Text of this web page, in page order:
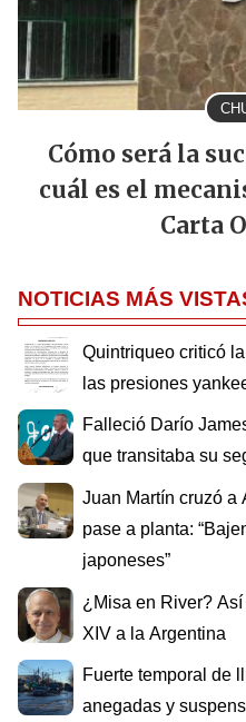
Cómo será la
cuál es el
Carta
NOTICIAS MÁS
Quintriqueo criticó
las presiones
Falleció Darío
que transitaba su
Juan Martín cruzó a
pase a planta:
japoneses”
¿Misa en River?
XIV a la Argentina
Fuerte temporal de
anegadas y